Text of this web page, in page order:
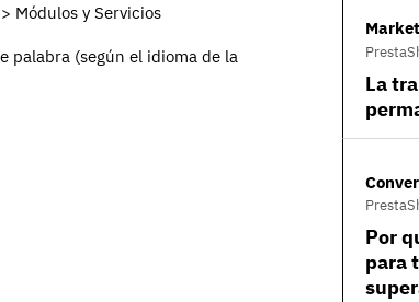
Módulos y Servicios
palabra (según el idioma de la
La
Por
para